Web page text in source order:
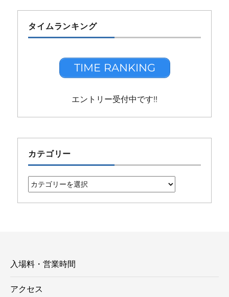
タイムランキング
TIME RANKING
エントリー受付中です!!
カテゴリー
カ
テ
ゴ
入場料・営業時間
アクセス